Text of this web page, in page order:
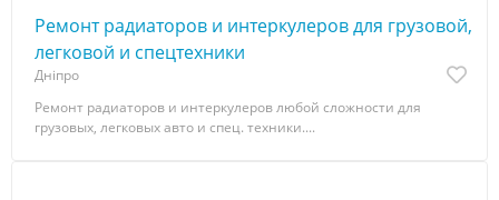
Ремонт радиаторов и интеркулеров для грузовой,
легковой и спецтехники
Дніпро
Ремонт радиаторов и интеркулеров любой сложности для
грузовых, легковых авто и спец. техники....